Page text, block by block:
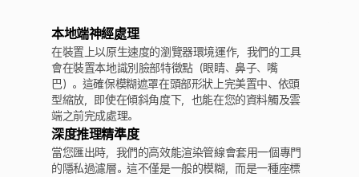
本地端神經處理
在裝置上以原生速度的瀏覽器環境運作，我們的工具
會在裝置本地識別臉部特徵點（眼睛、鼻子、嘴
巴）。這確保模糊遮罩在頭部形狀上完美置中、依頭
型縮放，即使在傾斜角度下，也能在您的資料觸及雲
端之前完成處理。
深度推理精準度
當您匯出時，我們的高效能渲染管線會套用一個專門
的隱私過濾層。這不僅是一般的模糊，而是一種座標